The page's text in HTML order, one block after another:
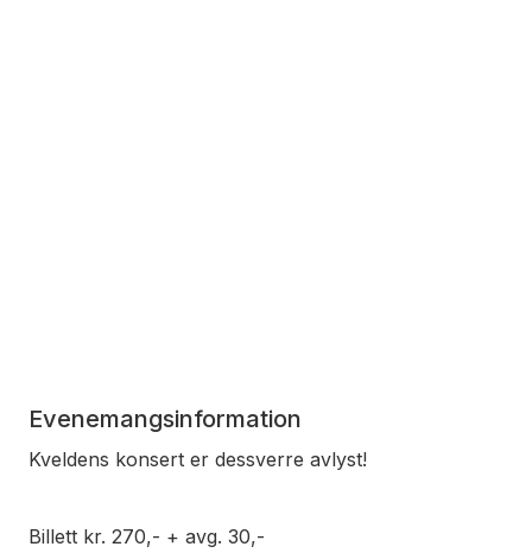
Evenemangsinformation
Kveldens konsert er dessverre avlyst!
Billett kr. 270,- + avg. 30,-